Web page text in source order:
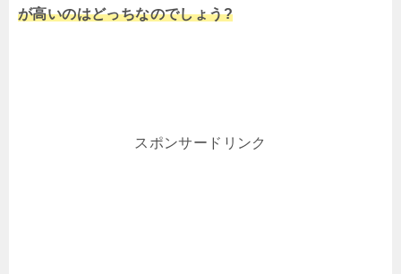
が高いのはどっちなのでしょう?
スポンサードリンク